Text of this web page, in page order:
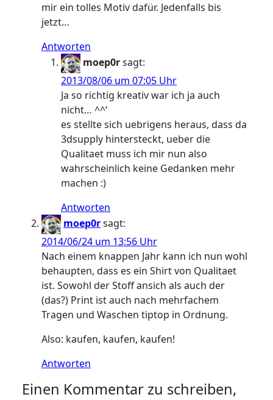
mir ein tolles Motiv dafür. Jedenfalls bis
jetzt…
Antworten
moep0rsagt:
2013/08/06 um 07:05 Uhr
Ja so richtig kreativ war ich ja auch
nicht… ^^‘
es stellte sich uebrigens heraus, dass da
3dsupply hintersteckt, ueber die
Qualitaet muss ich mir nun also
wahrscheinlich keine Gedanken mehr
machen :)
Antworten
moep0rsagt:
2014/06/24 um 13:56 Uhr
Nach einem knappen Jahr kann ich nun wohl
behaupten, dass es ein Shirt von Qualitaet
ist. Sowohl der Stoff ansich als auch der
(das?) Print ist auch nach mehrfachem
Tragen und Waschen tiptop in Ordnung.
Also: kaufen, kaufen, kaufen!
Antworten
Einen Kommentar zu schreiben,